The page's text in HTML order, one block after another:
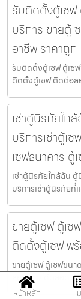
รับติดตั้งตู้เซ
บริการ ขายตู้
อาชีพ ราคาถูก
รับติดตั้งตู้เซฟ ตู้เซ
ติดตั้งตู้เซฟ ติดต่อส
เช่าตู้นิรภัยใก
บริการเช่าตู้เ
เซฟธนาคาร ตู้
เช่าตู้นิรภัยใกล้ฉัน ตู้
บริการเช่าตู้นิรภัยที่
ขายตู้เซฟ ตู้เ
ติดตั้งตู้เซฟ พ
ขายตู้เซฟ ตู้เซฟขน
สอบถามได้ตลอด พ
หน้าหลัก